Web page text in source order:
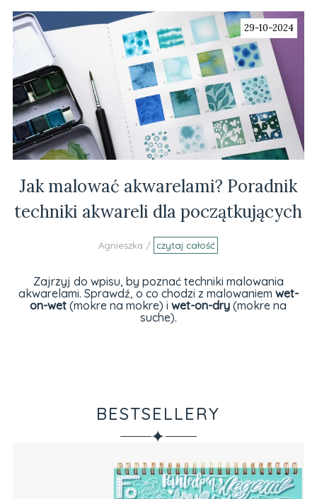
29-10-2024
Jak malować akwarelami? Poradnik
techniki akwareli dla początkujących
Agnieszka / czytaj całość
Zajrzyj do wpisu, by poznać techniki malowania
akwarelami. Sprawdź, o co chodzi z malowaniem wet-
on-wet (mokre na mokre) iwet-on-dry (mokre na
suche).
BESTSELLERY
✦